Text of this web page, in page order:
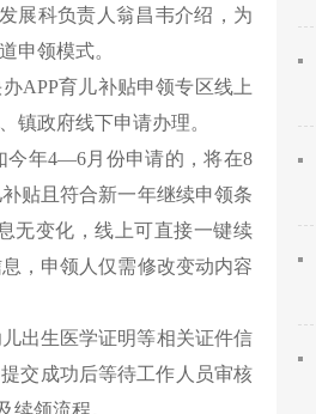
展科负责人翁昌韦介绍，为
申领模式。
APP育儿补贴申领专区线上
镇政府线下申请办理。
今年4—6月份申请的，将在8
贴且符合新一年继续申领条
无变化，线上可直接一键续
，申领人仅需修改变动内容
出生医学证明等相关证件信
交成功后等待工作人员审核
续领流程。